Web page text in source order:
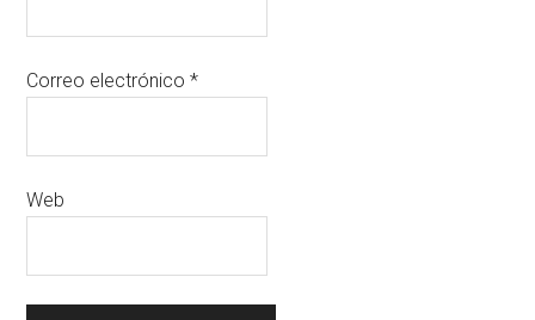
Correo electrónico*
Web